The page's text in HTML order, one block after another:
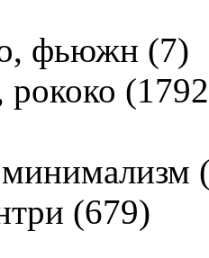
фьюжн (7)
рококо (1792
минимализм
(679)